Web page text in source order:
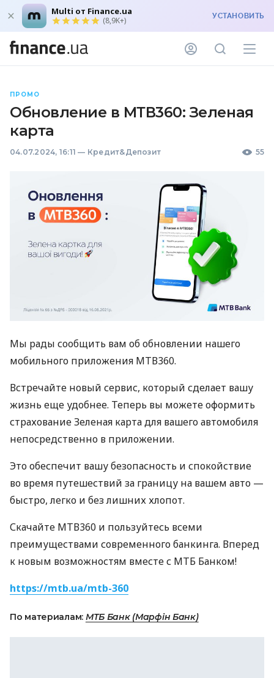
Multi от Finance.ua
(8,9K+) УСТАНОВИТЬ
ПРОМО
Обновление в МТВ360: Зеленая
карта
04.07.2024, 16:11 — Кредит&Депозит 55
Мы рады сообщить вам об обновлении нашего
мобильного приложения МТВ360.
Встречайте новый сервис, который сделает вашу
жизнь еще удобнее. Теперь вы можете оформить
страхование Зеленая карта для вашего автомобиля
непосредственно в приложении.
Это обеспечит вашу безопасность и спокойствие
во время путешествий за границу на вашем авто —
быстро, легко и без лишних хлопот.
Скачайте МТВ360 и пользуйтесь всеми
преимуществами современного банкинга. Вперед
к новым возможностям вместе с МТБ Банком!
https://mtb.ua/mtb-360
По материалам: МТБ Банк (Марфін Банк)